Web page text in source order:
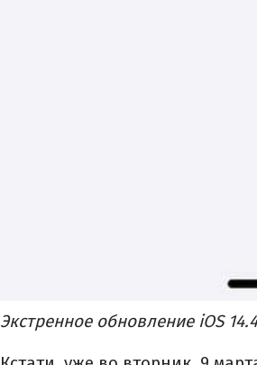
Экстренное обновление iOS